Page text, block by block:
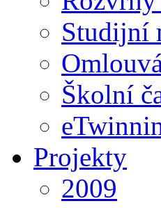
Studijní
Školní
Projekty
2009